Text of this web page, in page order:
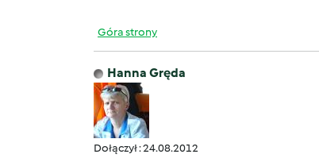
Góra strony
Hanna Gręda
Dołączył : 24.08.2012